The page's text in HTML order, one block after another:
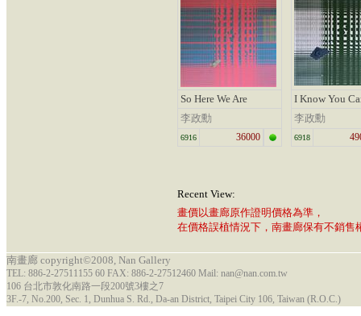
So Here We Are
李政勳
6916 36000
I Know You
李政勳
6918
Recent View:
畫價以畫廊原作證明價格為準，
在價格誤植情況下，南畫廊保有不銷售
南畫廊 copyright©2008, Nan Gallery
TEL: 886-2-27511155 60 FAX: 886-2-27512460 Mail: nan@nan.com.tw
106 台北市敦化南路一段200號3樓之7
3F.-7, No.200, Sec. 1, Dunhua S. Rd., Da-an District, Taipei City 106, Taiwan (R.O.C.)